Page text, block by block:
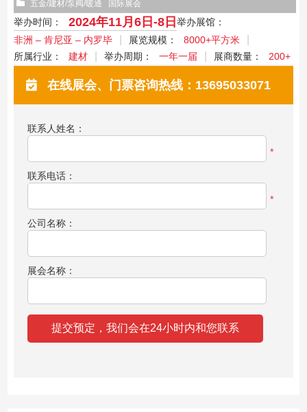
五金/建材/泵阀/暖通 国际展会
举办时间： 2024年11月6日-8日 举办展馆：
非洲 – 肯尼亚 – 内罗毕
展览规模：
8000+平方米
所属行业：
建材 举办周期： 一年一届 展商数量： 200+
在线展会、门票咨询热线：13695033071
联系人姓名：
*
联系电话：
*
公司名称：
展会名称：